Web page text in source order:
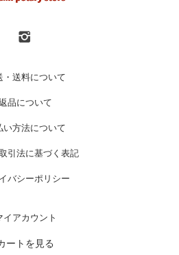
・送料について
品について
い方法について
引法に基づく表記
バシーポリシー
イアカウント
ートを見る